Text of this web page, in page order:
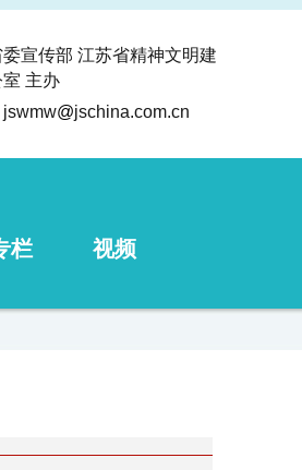
宣传部 江苏省精神文明建
主办
@jschina.com.cn
栏 视频